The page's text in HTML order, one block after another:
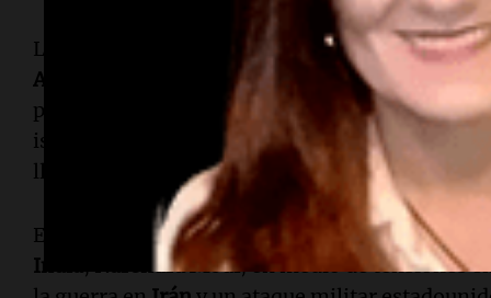
Las interpretaciones sobre el contenido del
Abbas Araghchi
, ministro de Exteriores iraní,
parte de
del sur de Líbano
violaría el
israelíes de los territorios que ocuparon
llegado plenamente a su fin", declaró.
El mandatario estadounidense también se
India ,Narendra Modi, en medio de tensiones